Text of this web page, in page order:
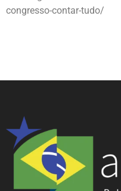
congresso-contar-tudo/